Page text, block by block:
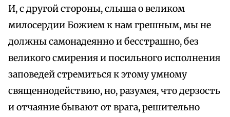
И, с другой стороны, слыша о великом
милосердии Божием к нам грешным, мы не
должны самонадеянно и бесстрашно, без
великого смирения и посильного исполнения
заповедей стремиться к этому умному
священнодействию, но, разумея, что дерзость
и отчаяние бывают от врага, решительно